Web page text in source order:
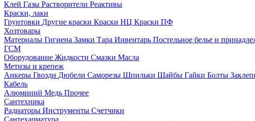
Клей Газы Растворители Реактивы
Краски, лаки
Грунтовки Другие краски Краски НЦ Краски ПФ
Хозтовары
Материалы Гигиена Замки Тара Инвентарь Постельное белье и
ГСМ
Оборудование Жидкости Смазки Масла
Метизы и крепеж
Анкеры Гвозди Дюбели Саморезы Шпильки Шайбы Гайки Болты
Кабель
Алюминий Медь Прочее
Сантехника
Радиаторы Инструменты Счетчики
Сантехарматура